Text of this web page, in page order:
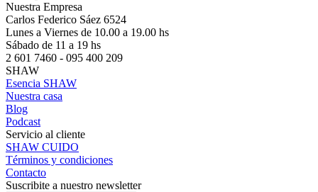
Nuestra Empresa
Carlos Federico Sáez 6524
Lunes a Viernes de 10.00 a 19.00 hs
Sábado de 11 a 19 hs
2 601 7460 - 095 400 209
SHAW
Esencia SHAW
Nuestra casa
Blog
Podcast
Servicio al cliente
SHAW CUIDO
Términos y condiciones
Contacto
Suscribite a nuestro newsletter